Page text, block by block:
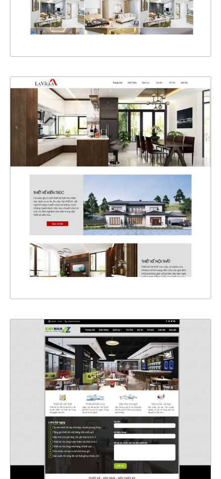
XEM THỰC TẾ
4323
CHI TIẾT
XEM THỰC TẾ
4617